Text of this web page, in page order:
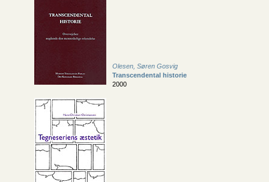
Olesen, Søren Gosvig
Transcendental historie
2000